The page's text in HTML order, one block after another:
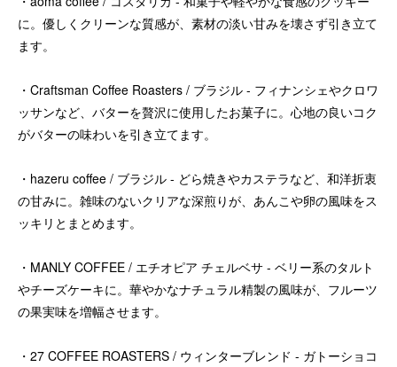
に。優しくクリーンな質感が、素材の淡い甘みを壊さず引き立て
ます。
・Craftsman Coffee Roasters / ブラジル - フィナンシェやクロワ
ッサンなど、バターを贅沢に使用したお菓子に。心地の良いコク
がバターの味わいを引き立てます。
・hazeru coffee / ブラジル - どら焼きやカステラなど、和洋折衷
の甘みに。雑味のないクリアな深煎りが、あんこや卵の風味をス
ッキリとまとめます。
・MANLY COFFEE / エチオピア チェルベサ - ベリー系のタルト
やチーズケーキに。華やかなナチュラル精製の風味が、フルーツ
の果実味を増幅させます。
・27 COFFEE ROASTERS / ウィンターブレンド - ガトーショコ